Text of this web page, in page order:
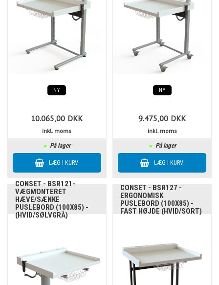
NY
10.065,00 DKK
inkl. moms
På lager
NY
9.475,00 DKK
inkl. moms
På lager
CONSET - BSR121-
VÆGMONTERET
HÆVE/SÆNKE
PUSLEBORD (100X85) -
(HVID/SØLVGRÅ)
CONSET - BSR127 -
ERGONOMISK
PUSLEBORD (100X85) -
FAST HØJDE (HVID/SORT)